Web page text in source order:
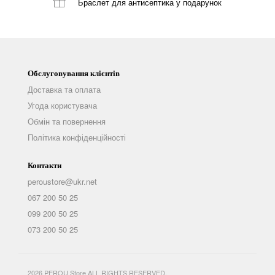
Браслет для антисептика у подарунок
Обслуговування клієнтів
Доставка та оплата
Угода користувача
Обмін та повернення
Політика конфіденційності
Контакти
peroustore@ukr.net
067 200 50 25
099 200 50 25
073 200 50 25
2026 PEROU Store ALL RIGHTS RESERVED.